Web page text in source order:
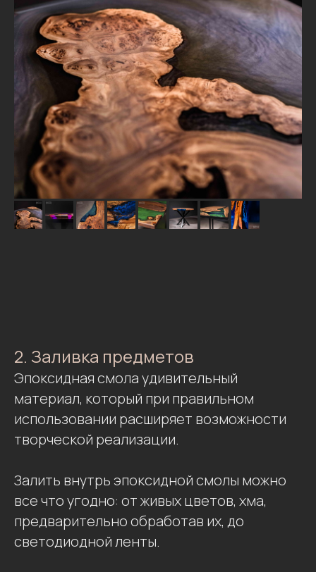
2. Заливка предметов
Эпоксидная смола удивительный
материал, который при правильном
использовании расширяет возможности
творческой реализации.
Залить внутрь эпоксидной смолы можно
все что угодно: от живых цветов, хма,
предварительно обработав их, до
светодиодной ленты.